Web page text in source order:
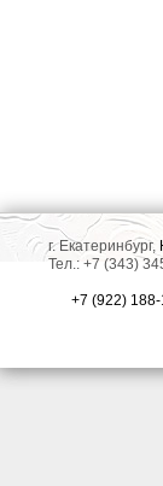
г. Екатеринбург,
Тел.: +7 (343)
+7 (922)